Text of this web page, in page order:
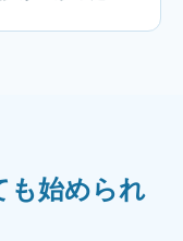
も始められ